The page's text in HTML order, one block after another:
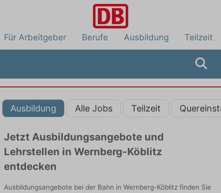
Für Arbeitgeber Berufe Ausbildung Teilzeit
Ausbildung Alle Jobs Teilzeit
Jetzt Ausbildungsangebote und
Lehrstellen in Wernberg-Köblitz
entdecken
Ausbildungsangebote bei der Bahn in Wernberg-Köblitz finden Sie